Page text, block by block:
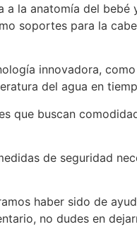
a la anatomía del
soportes para la
innovadora,
del agua en
que buscan
de seguridad
haber sido de
no dudes en